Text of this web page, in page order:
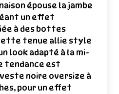
épouse la jambe
un effet
à des bottes
tenue allie style
look adapté à la mi-
tendance est
noire oversize à
pour un effet